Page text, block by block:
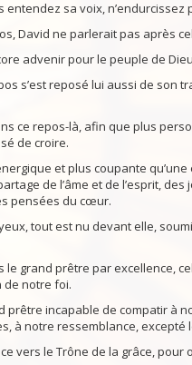
entendez sa voix,
David ne parlerait pas après
advenir pour le peuple de
s’est reposé lui aussi de son
ce repos-là, afin que plus
de croire.
et plus coupante
de l’âme et de l’esprit, des
pensées du cœur.
tout est nu devant elle,
le grand prêtre par excellence,
de notre foi.
prêtre incapable de compatir à
à notre ressemblance, excepté
vers le Trône de la grâce, pour